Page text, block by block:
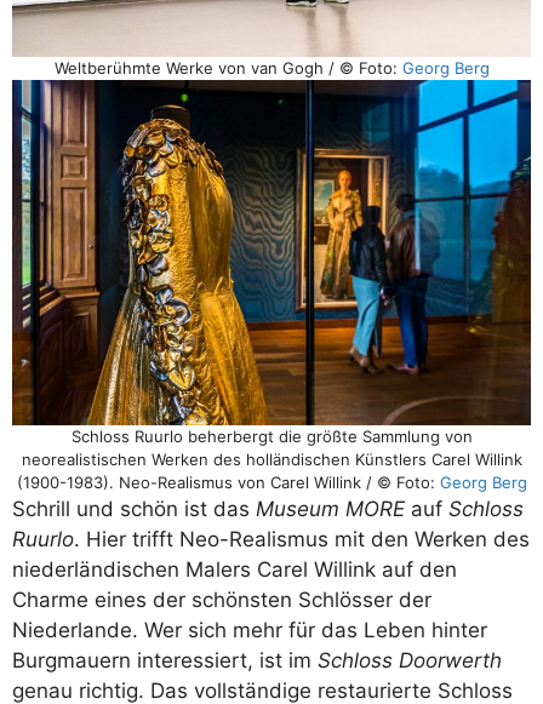
Weltberühmte Werke von van Gogh / © Foto: Georg Berg
Schloss Ruurlo beherbergt die größte Sammlung von
neorealistischen Werken des holländischen Künstlers Carel Willink
(1900-1983). Neo-Realismus von Carel Willink / © Foto: Georg Berg
Schrill und schön ist das Museum MORE auf Schloss
Ruurlo. Hier trifft Neo-Realismus mit den Werken des
niederländischen Malers Carel Willink auf den
Charme eines der schönsten Schlösser der
Niederlande. Wer sich mehr für das Leben hinter
Burgmauern interessiert, ist im Schloss Doorwerth
genau richtig. Das vollständige restaurierte Schloss